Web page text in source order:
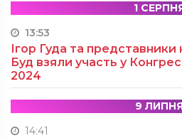
1
13:53
Ігор Гуда та представники
Буд взяли участь у
2024
9
14:41